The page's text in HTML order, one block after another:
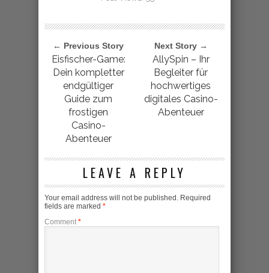
← Previous Story
Eisfischer-Game:
Dein kompletter
endgültiger
Guide zum
frostigen
Casino-
Abenteuer
Next Story →
AllySpin – Ihr
Begleiter für
hochwertiges
digitales Casino-
Abenteuer
LEAVE A REPLY
Your email address will not be published. Required
fields are marked *
Comment *